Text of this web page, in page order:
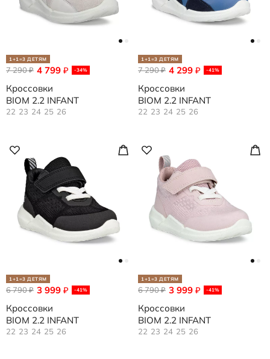
1+1=3 ДЕТЯМ
4 799 ₽ -34%
7 290₽
Кроссовки
BIOM 2.2 INFANT
22 23 24 25 26
1+1=3 ДЕТЯМ
4 299 ₽ -41%
7 290₽
Кроссовки
BIOM 2.2 INFANT
22 23 24 25 26
1+1=3 ДЕТЯМ
3 999 ₽ -41%
6 790₽
Кроссовки
BIOM 2.2 INFANT
22 23 24 25 26
1+1=3 ДЕТЯМ
3 999 ₽ -41%
6 790₽
Кроссовки
BIOM 2.2 INFANT
22 23 24 25 26